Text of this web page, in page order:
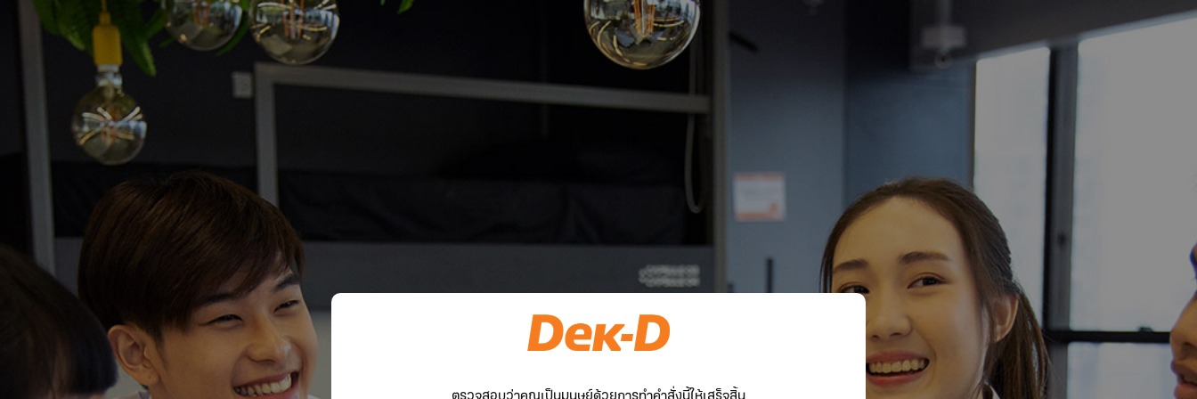
ตรวจสอบว่าคุณเป็นมนุษย์ด้วยการทำคำสั่งนี้ให้เสร็จสิ้น